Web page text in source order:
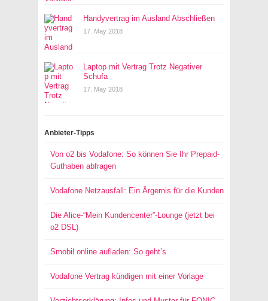
Handyvertrag im Ausland Abschließen
17. May 2018
Laptop mit Vertrag Trotz Negativer
Schufa
17. May 2018
Anbieter-Tipps
Von o2 bis Vodafone: So können Sie Ihr Prepaid-
Guthaben abfragen
Vodafone Netzausfall: Ein Ärgernis für die Kunden
Die Alice-“Mein Kundencenter”-Lounge (jetzt bei
o2 DSL)
Smobil online aufladen: So geht’s
Vodafone Vertrag kündigen mit einer Vorlage